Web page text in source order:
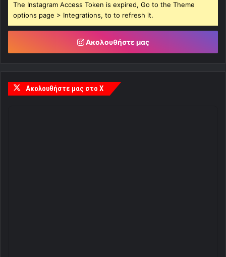
The Instagram Access Token is expired, Go to the Theme
options page > Integrations, to to refresh it.
Ακολουθήστε μας
Ακολουθήστε μας στο X